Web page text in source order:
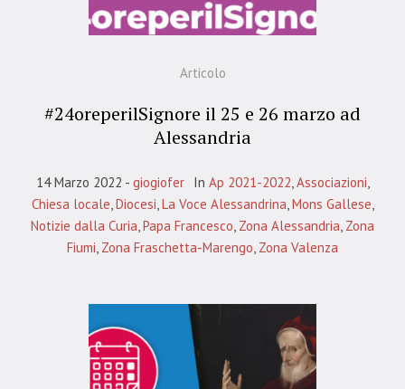
Articolo
#24oreperilSignore il 25 e 26 marzo ad
Alessandria
14 Marzo 2022 giogiofer In Ap 2021-2022 Associazioni
Chiesa locale Diocesi La Voce Alessandrina Mons Gallese
Notizie dalla Curia Papa Francesco Zona Alessandria Zona
Fiumi Zona Fraschetta-Marengo Zona Valenza